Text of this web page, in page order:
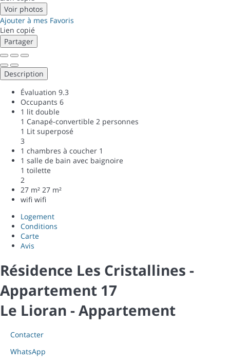
Voir photos
Ajouter à mes Favoris
Lien copié
Partager
Description
Évaluation 9.3
Occupants 6
1 lit double
1 Canapé-convertible 2 personnes
1 Lit superposé
3
1 chambres à coucher 1
1 salle de bain avec baignoire
1 toilette
2
27 m² 27 m²
wifi wifi
Logement
Conditions
Carte
Avis
Résidence Les Cristallines -
Appartement 17
Le Lioran -Appartement
Contacter
WhatsApp